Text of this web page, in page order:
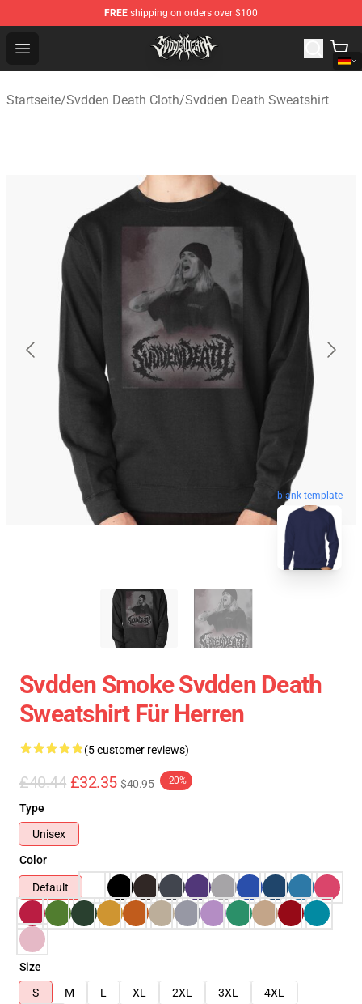
FREE shipping on orders over $100
Open menu
Svdden Death Shop - Official Svdden Death
Startseite/Svdden Death Cloth/Svdden Death Sweatshirt
blank template
Svdden Smoke Svdden Death
Sweatshirt Für Herren
(5 customer reviews)
£40.44 £32.35 $40.95 -20%
Type
Unisex
Color
Default
Size
S
M L XL 2XL 3XL
4XL